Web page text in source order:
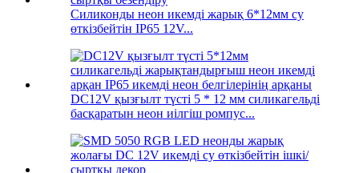
Силиконды неон икемді жарық 6*12мм су
өткізбейтін IP65 12V...
DC12V қызғылт түсті 5 * 12 мм силикагельді
басқаратын неон иілгіш ромпус...